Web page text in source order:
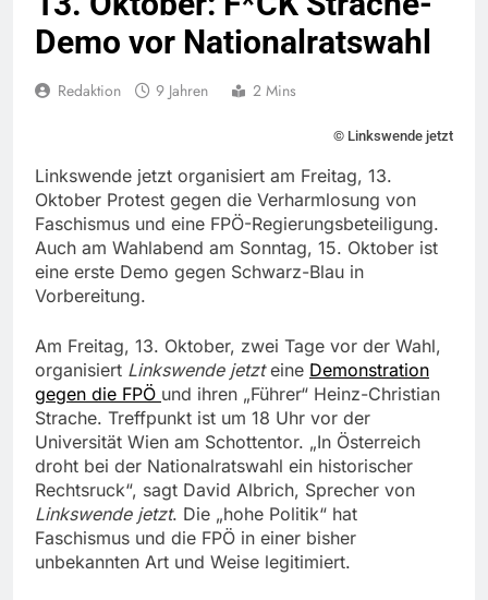
Demo vor Nationalratswahl
Redaktion 9 Jahren 2 Mins
© Linkswende jetzt
Linkswende jetzt organisiert am Freitag, 13.
Oktober Protest gegen die Verharmlosung von
Faschismus und eine FPÖ-Regierungsbeteiligung.
Auch am Wahlabend am Sonntag, 15. Oktober ist
eine erste Demo gegen Schwarz-Blau in
Vorbereitung.
Am Freitag, 13. Oktober, zwei Tage vor der Wahl,
organisiert Linkswende jetzteine Demonstration
gegen die FPÖ und ihren „Führer“ Heinz-Christian
Strache. Treffpunkt ist um 18 Uhr vor der
Universität Wien am Schottentor. „In Österreich
droht bei der Nationalratswahl ein historischer
Rechtsruck“, sagt David Albrich, Sprecher von
Linkswende jetzt. Die „hohe Politik“ hat
Faschismus und die FPÖ in einer bisher
unbekannten Art und Weise legitimiert.